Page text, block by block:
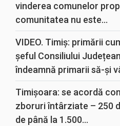
vinderea comunelor
comunitatea nu este...
VIDEO. Timiș: primării
șeful Consiliului
îndeamnă primarii să-și
Timișoara: se acordă
zboruri întârziate – 250
de până la 1.500...